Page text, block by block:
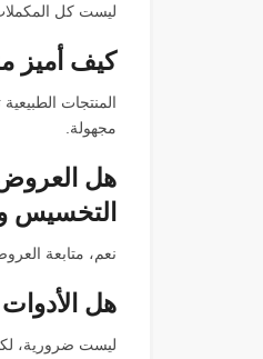
ليست كل
كيف أميز
المنتجات
مجهولة.
هل العروض
التخسيس
نعم، متابعة
هل
ليست ضرورية،